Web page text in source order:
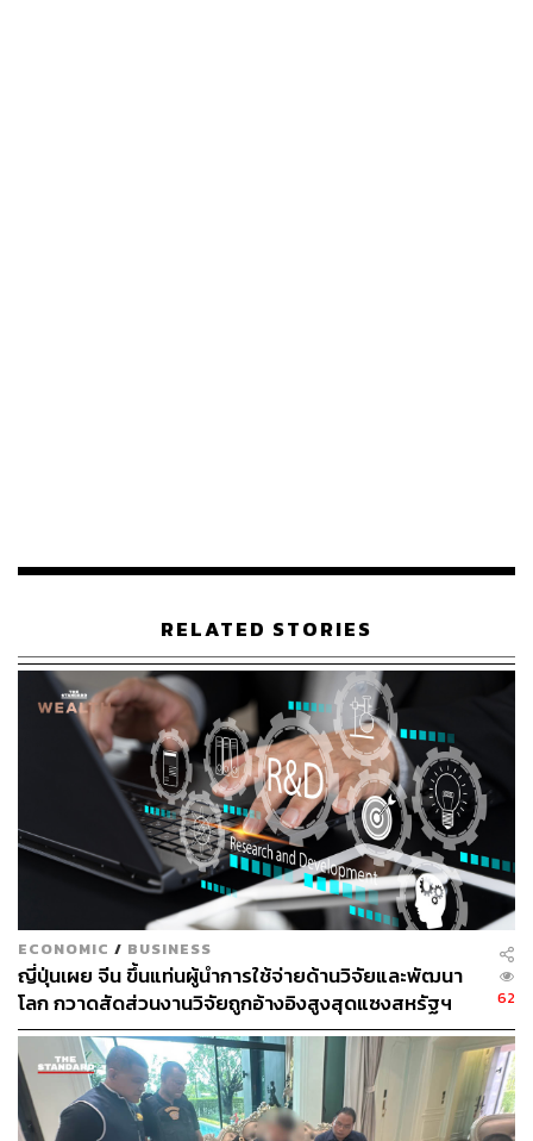
ด้านประธานาธิบดีเอ็มมานูเอล มาครง ผู้นำฝรั่งเศส กล่าวว่า
ช่วงเวลาในอีก 1-2 สัปดาห์ข้างหน้าจะเป็นตัวตัดสินชะตาของ
สงคราม พร้อมระบุว่า ชาติพันธมิตรควรยกระดับความช่วย
เหลือให้กับยูเครน เพื่อให้สามารถตอบโต้การโจมตีของ
รัสเซียได้ และนั่นจะทำให้ยูเครนมีอำนาจในการเจรจากับ
รัสเซียมากขึ้น
ภาพ: Sven Hoppe / picture alliance via Getty Images
อ้างอิง:
https://www.bbc.com/news/world-europe-64674200
https://english.news.cn/20230218/138e941c32d64a
82bc346dd757b93bc4/c.html
TAGS: Ukraine รถถัง
Wang Yi
Munich Security Conference
Olaf Scholz
วิกฤตรัสเซีย vs ยูเครน
Germany
RELATED STORIES
ECONOMIC / BUSINESS
ญี่ปุ่นเผย จีน ขึ้นแท่นผู้นำการใช้จ่ายด้านวิจัยและพัฒนา
โลก กวาดสัดส่วนงานวิจัยถูกอ้างอิงสูงสุดแซงสหรัฐฯ
62